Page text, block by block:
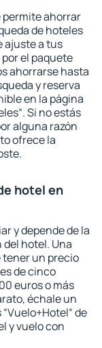
permite ahorrar
de hoteles
ajuste a tus
el paquete
ahorrarse hasta
y reserva
en la página
Si no estás
alguna razón
ofrece la
hotel en
y depende de la
hotel. Una
tener un precio
de cinco
euros o más
échale un
de
y vuelo con